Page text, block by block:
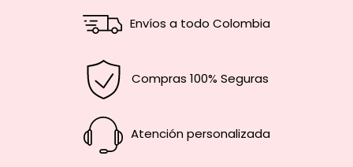
Envíos a todo Colombia
Compras 100% Seguras
Atención personalizada